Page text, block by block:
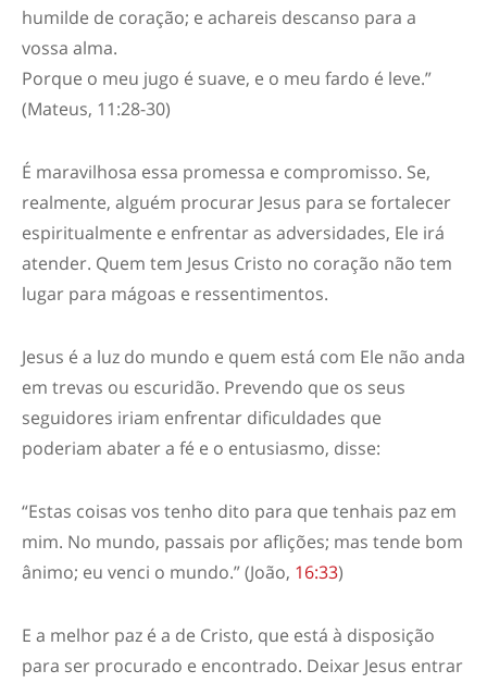
humilde de coração; e achareis descanso para a
vossa alma.
Porque o meu jugo é suave, e o meu fardo é leve.”
(Mateus, 11:28-30)
É maravilhosa essa promessa e compromisso. Se,
realmente, alguém procurar Jesus para se fortalecer
espiritualmente e enfrentar as adversidades, Ele irá
atender. Quem tem Jesus Cristo no coração não tem
lugar para mágoas e ressentimentos.
Jesus é a luz do mundo e quem está com Ele não anda
em trevas ou escuridão. Prevendo que os seus
seguidores iriam enfrentar dificuldades que
poderiam abater a fé e o entusiasmo, disse:
“Estas coisas vos tenho dito para que tenhais paz em
mim. No mundo, passais por aflições; mas tende bom
ânimo; eu venci o mundo.” (João, 16:33)
E a melhor paz é a de Cristo, que está à disposição
para ser procurado e encontrado. Deixar Jesus entrar